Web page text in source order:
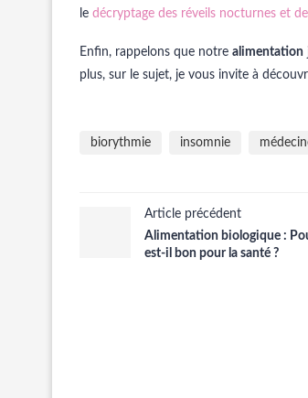
le décryptage des réveils nocturnes et
Enfin, rappelons que notre alimentation
plus, sur le sujet, je vous invite à
biorythmie insomnie
Article précédent
Alimentation biologique :
est-il bon pour la santé ?